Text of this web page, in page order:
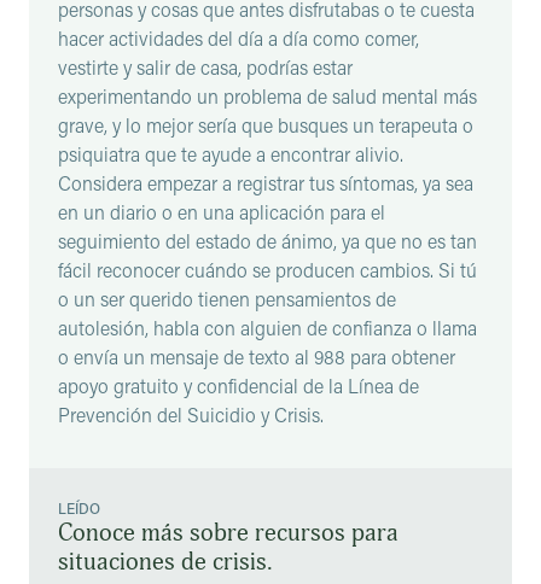
personas y cosas que antes disfrutabas o te cuesta
hacer actividades del día a día como comer,
vestirte y salir de casa, podrías estar
experimentando un problema de salud mental más
grave, y lo mejor sería que busques un terapeuta o
psiquiatra que te ayude a encontrar alivio.
Considera empezar a registrar tus síntomas, ya sea
en un diario o en una aplicación para el
seguimiento del estado de ánimo, ya que no es tan
fácil reconocer cuándo se producen cambios. Si tú
o un ser querido tienen pensamientos de
autolesión, habla con alguien de confianza o llama
o envía un mensaje de texto al 988 para obtener
apoyo gratuito y confidencial de la Línea de
Prevención del Suicidio y Crisis.
LEÍDO
Conoce más sobre recursos para
situaciones de crisis.